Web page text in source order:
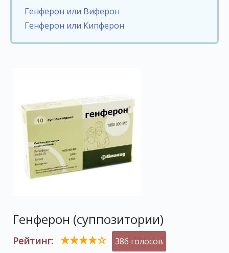
Генферон или Виферон
Генферон или Кипферон
Генферон (суппозитории)
Рейтинг: 386 голосов